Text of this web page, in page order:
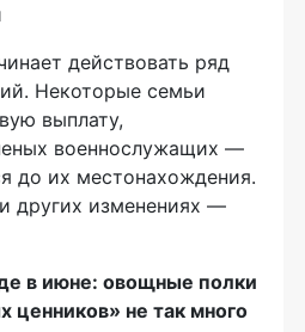
действовать ряд
Некоторые семьи
выплату,
военнослужащих —
до их местонахождения.
других изменениях —
в июне: овощные полки
ценников» не так много